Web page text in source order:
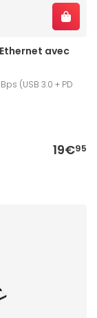
avec
(USB 3.0 + PD
19€95